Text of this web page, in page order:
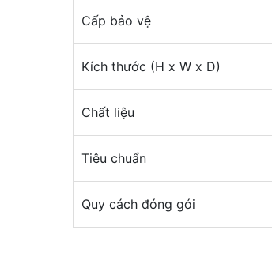
Cấp bảo vệ
Kích thước (H x W x D)
Chất liệu
Tiêu chuẩn
Quy cách đóng gói